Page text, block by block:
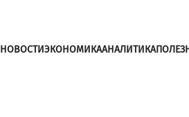
НОВОСТИЭКОНОМИКААНАЛИТИКА